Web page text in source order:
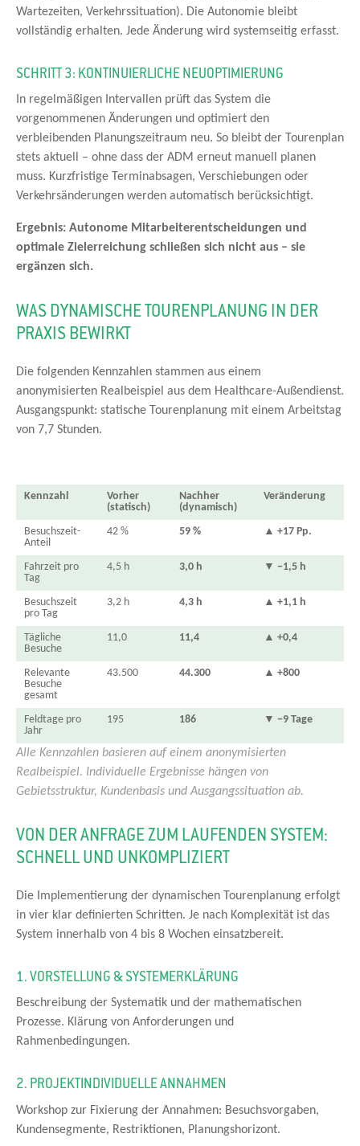
Wartezeiten, Verkehrssituation). Die Autonomie bleibt
vollständig erhalten. Jede Änderung wird systemseitig erfasst.
SCHRITT 3: KONTINUIERLICHE NEUOPTIMIERUNG
In regelmäßigen Intervallen prüft das System die
vorgenommenen Änderungen und optimiert den
verbleibenden Planungszeitraum neu. So bleibt der Tourenplan
stets aktuell – ohne dass der ADM erneut manuell planen
muss. Kurzfristige Terminabsagen, Verschiebungen oder
Verkehrsänderungen werden automatisch berücksichtigt.
Ergebnis: Autonome Mitarbeiterentscheidungen und
optimale Zielerreichung schließen sich nicht aus – sie
ergänzen sich.
WAS DYNAMISCHE TOURENPLANUNG IN DER
PRAXIS BEWIRKT
Die folgenden Kennzahlen stammen aus einem
anonymisierten Realbeispiel aus dem Healthcare-Außendienst.
Ausgangspunkt: statische Tourenplanung mit einem Arbeitstag
von 7,7 Stunden.
Kennzahl
Vorher
(statisch)
Nachher
(dynamisch)
Veränderung
Besuchszeit-
Anteil
42 % 59 % ▲ +17 Pp.
Fahrzeit pro
Tag
4,5 h 3,0 h ▼ −1,5 h
Besuchszeit
pro Tag
3,2 h 4,3 h ▲ +1,1 h
Tägliche
Besuche
11,0 11,4 ▲ +0,4
Relevante
Besuche
gesamt
43.500 44.300 ▲ +800
Feldtage pro
Jahr
195 186 ▼ −9 Tage
Alle Kennzahlen basieren auf einem anonymisierten
Realbeispiel. Individuelle Ergebnisse hängen von
Gebietsstruktur, Kundenbasis und Ausgangssituation ab.
VON DER ANFRAGE ZUM LAUFENDEN SYSTEM:
SCHNELL UND UNKOMPLIZIERT
Die Implementierung der dynamischen Tourenplanung erfolgt
in vier klar definierten Schritten. Je nach Komplexität ist das
System innerhalb von 4 bis 8 Wochen einsatzbereit.
1. VORSTELLUNG & SYSTEMERKLÄRUNG
Beschreibung der Systematik und der mathematischen
Prozesse. Klärung von Anforderungen und
Rahmenbedingungen.
2. PROJEKTINDIVIDUELLE ANNAHMEN
Workshop zur Fixierung der Annahmen: Besuchsvorgaben,
Kundensegmente, Restriktionen, Planungshorizont.